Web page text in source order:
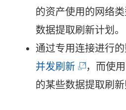
的资产使用的网络
数据提取刷新计划。
通过专用连接进行
并发刷新(
链
，而使
的某些数据提取刷新